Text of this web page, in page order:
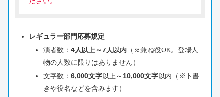
レギュラー部門応募規定
演者数： 4人以上～7人以内（※兼ね役OK。登場人
物の人数に限りはありません）
文字数： 6,000文字以上～ 10,000文字以内（※ト書
きや役名などを含みます）